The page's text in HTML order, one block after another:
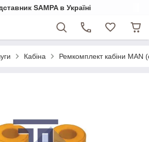
SAMPA в Україні
Кабіна Ремкомплект кабіни